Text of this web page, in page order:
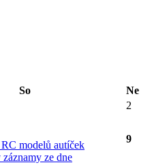
So
Ne
2
modelů autíček
ze dne
9